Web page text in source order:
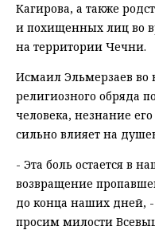
Кагирова, а также
и похищенных лиц во
на территории Чечни.
Исмаил Эльмерзаев во
религиозного обряда
человека, незнание
сильно влияет на
- Эта боль остается в
возвращение
до конца наших дней,
просим милости